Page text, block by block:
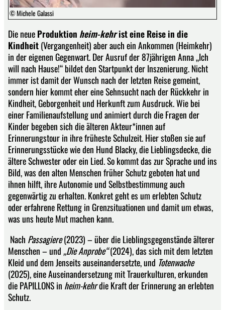
© Michele Galassi
Die neueProduktion heim-kehrist eine Reise in die
Kindheit(Vergangenheit) aber auch ein Ankommen (Heimkehr)
in der eigenen Gegenwart. Der Ausruf der 87jährigen Anna „Ich
will nach Hause!“ bildet den Startpunkt der Inszenierung. Nicht
immer ist damit der Wunsch nach der letzten Reise gemeint,
sondern hier kommt eher eine Sehnsucht nach der Rückkehr in
Kindheit, Geborgenheit und Herkunft zum Ausdruck. Wie bei
einer Familienaufstellung und animiert durch die Fragen der
Kinder begeben sich die älteren Akteur*innen auf
Erinnerungstour in ihre früheste Schulzeit. Hier stoßen sie auf
Erinnerungsstücke wie den Hund Blacky, die Lieblingsdecke, die
ältere Schwester oder ein Lied. So kommt das zur Sprache und ins
Bild, was den alten Menschen früher Schutz geboten hat und
ihnen hilft, ihre Autonomie und Selbstbestimmung auch
gegenwärtig zu erhalten. Konkret geht es um erlebten Schutz
oder erfahrene Rettung in Grenzsituationen und damit um etwas,
was uns heute Mut machen kann.
Nach Passagiere(2023) – über die Lieblingsgegenstände älterer
Menschen – und „Die Anprobe“(2024), das sich mit dem letzten
Kleid und dem Jenseits auseinandersetzte, und Totenwache
(2025), eine Auseinandersetzung mit Trauerkulturen, erkunden
die PAPILLONS in heim-kehrdie Kraft der Erinnerung an erlebten
Schutz.